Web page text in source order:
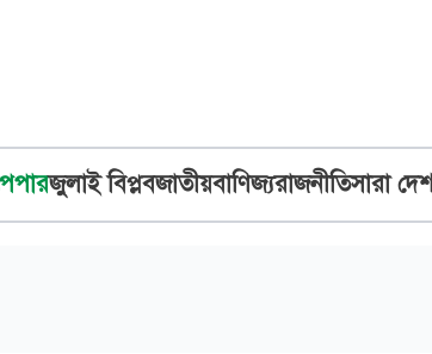
জুলাই বিপ্লবজাতীয়বাণিজ্যরাজনীতিসারা